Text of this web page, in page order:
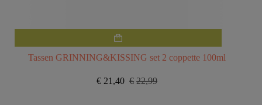
Tassen GRINNING&KISSING set 2 coppette 100ml
€ 22,99
Il
€ 21,40 Il